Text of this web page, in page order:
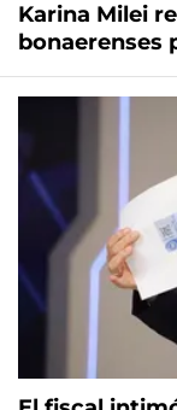
Karina Milei
bonaerenses